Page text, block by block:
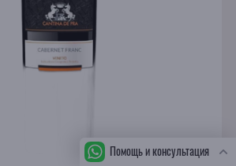
Помощь и консультация